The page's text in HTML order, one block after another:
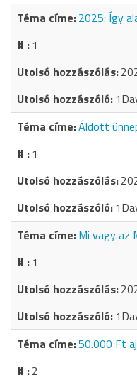
2025: Így
1
Áldott
1
Mi vagy az
1
50.000 Ft
2